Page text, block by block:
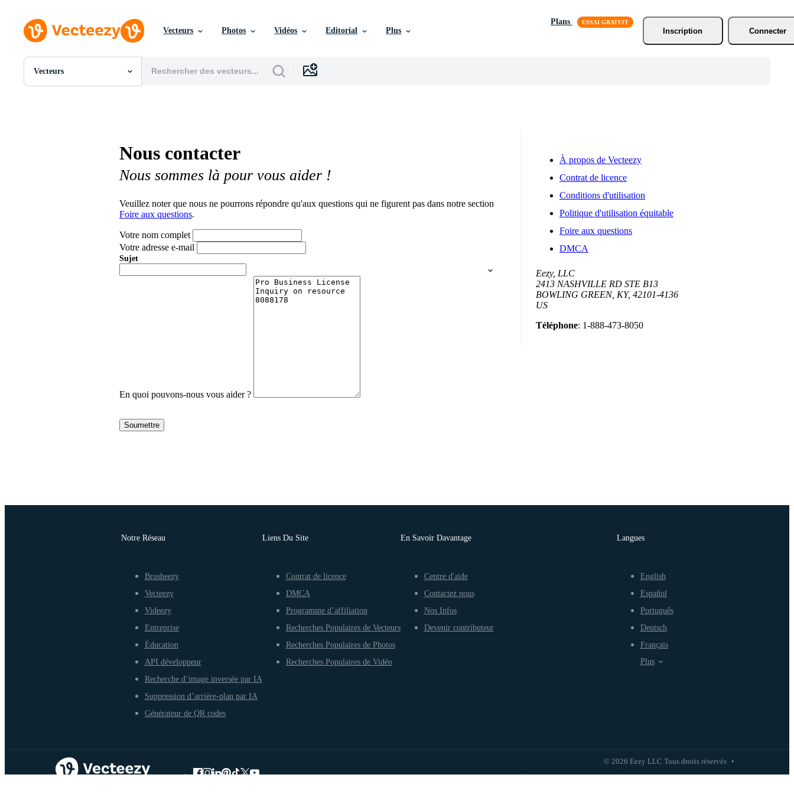
Vecteurs Photos Vidéos Editorial Plus
Plans
Inscription
Connecter
Vecteurs
Toutes Images
Événements Éditoriaux
Nous contacter
Nous sommes là pour vous aider !
Veuillez noter que nous ne pourrons répondre qu'aux questions qui ne figurent pas dans notre section
Foire aux questions.
Votre nom complet
Votre adresse e-mail
Sujet
En quoi pouvons-nous vous aider ?
Soumettre
À propos de Vecteezy
Contrat de licence
Conditions d'utilisation
Politique d'utilisation équitable
Foire aux questions
DMCA
Eezy, LLC
2413 NASHVILLE RD STE B13
BOWLING GREEN, KY, 42101-4136
US
Téléphone: 1-888-473-8050
Notre Réseau
Brusheezy
Vecteezy
Videezy
Entreprise
Éducation
API développeur
Recherche d’image inversée par IA
Suppression d’arrière-plan par IA
Générateur de QR codes
Liens Du Site
Contrat de licence
DMCA
Programme d’affiliation
Recherches Populaires de Vecteurs
Recherches Populaires de Photos
Recherches Populaires de Vidéo
En Savoir Davantage
Centre d'aide
Contactez nous
Nos Infos
Devenir contributeur
© 2026 Eezy LLC Tous droits réservés •
Langues
English
Español
Português
Deutsch
Français
Plus